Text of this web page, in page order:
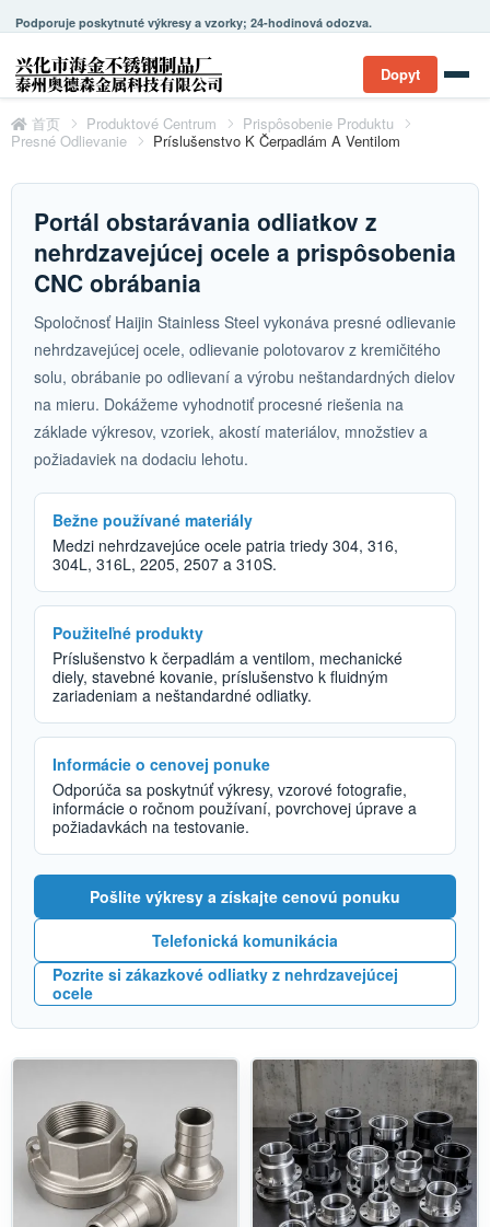
Podporuje poskytnuté výkresy a vzorky; 24-hodinová odozva.
Dopyt
首页 Produktové Centrum
Prispôsobenie Produktu
Presné Odlievanie
Príslušenstvo K Čerpadlám A Ventilom
Portál obstarávania odliatkov z
nehrdzavejúcej ocele a prispôsobenia
CNC obrábania
Spoločnosť Haijin Stainless Steel vykonáva presné odlievanie
nehrdzavejúcej ocele, odlievanie polotovarov z kremičitého
solu, obrábanie po odlievaní a výrobu neštandardných dielov
na mieru. Dokážeme vyhodnotiť procesné riešenia na
základe výkresov, vzoriek, akostí materiálov, množstiev a
požiadaviek na dodaciu lehotu.
Bežne používané materiály
Medzi nehrdzavejúce ocele patria triedy 304, 316,
304L, 316L, 2205, 2507 a 310S.
Použiteľné produkty
Príslušenstvo k čerpadlám a ventilom, mechanické
diely, stavebné kovanie, príslušenstvo k fluidným
zariadeniam a neštandardné odliatky.
Informácie o cenovej ponuke
Odporúča sa poskytnúť výkresy, vzorové fotografie,
informácie o ročnom používaní, povrchovej úprave a
požiadavkách na testovanie.
Pošlite výkresy a získajte cenovú ponuku
Telefonická komunikácia
Pozrite si zákazkové odliatky z nehrdzavejúcej
ocele